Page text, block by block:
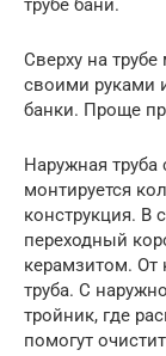
трубе бани.
Сверху на
своими руками
банки. Проще
Наружная труба
монтируется
конструкция. В
переходный
керамзитом. От
труба. С
тройник, где
помогут